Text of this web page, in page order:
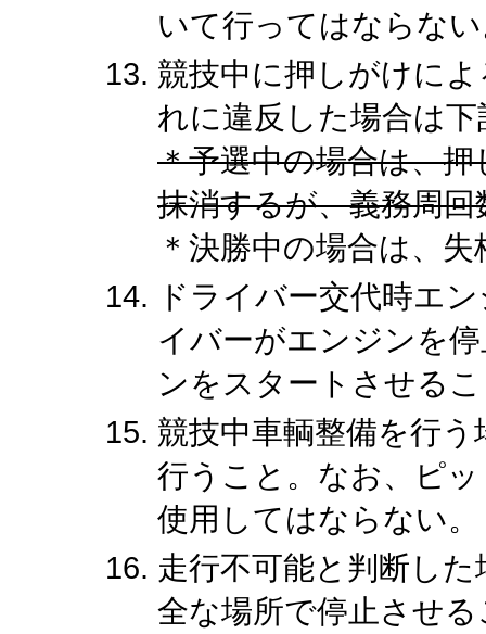
いて行ってはならな
競技中に押しがけに
れに違反した場合は
＊予選中の場合は、
抹消するが、義務周
＊決勝中の場合は、
ドライバー交代時エ
イバーがエンジンを
ンをスタートさせる
競技中車輌整備を行
行うこと。なお、ピ
使用してはならない。
走行不可能と判断し
全な場所で停止させ